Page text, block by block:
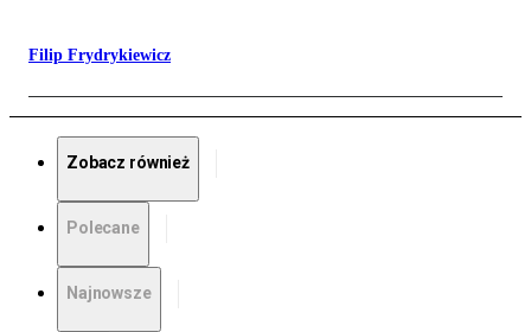
Filip Frydrykiewicz
Zobacz również
Polecane
Najnowsze